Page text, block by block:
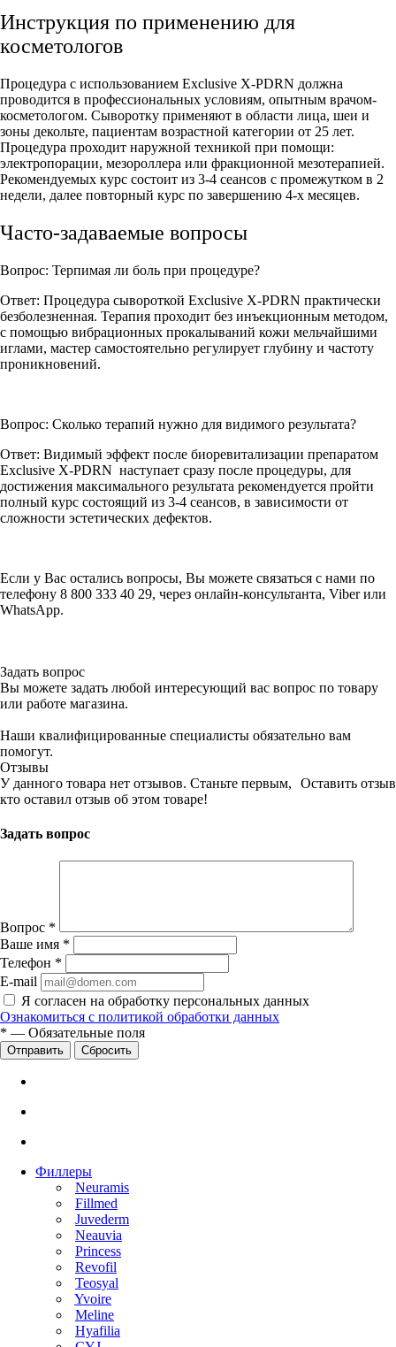
Инструкция по применению для
косметологов
Процедура с использованием Exclusive X-PDRN должна
проводится в профессиональных условиям, опытным врачом-
косметологом. Сыворотку применяют в области лица, шеи и
зоны декольте, пациентам возрастной категории от 25 лет.
Процедура проходит наружной техникой при помощи:
электропорации, мезороллера или фракционной мезотерапией.
Рекомендуемых курс состоит из 3-4 сеансов с промежутком в 2
недели, далее повторный курс по завершению 4-х месяцев.
Часто-задаваемые вопросы
Вопрос: Терпимая ли боль при процедуре?
Ответ: Процедура сывороткой Exclusive X-PDRN практически
безболезненная. Терапия проходит без инъекционным методом,
с помощью вибрационных прокалываний кожи мельчайшими
иглами, мастер самостоятельно регулирует глубину и частоту
проникновений.
Вопрос: Сколько терапий нужно для видимого результата?
Ответ: Видимый эффект после биоревитализации препаратом
Exclusive X-PDRN наступает сразу после процедуры, для
достижения максимального результата рекомендуется пройти
полный курс состоящий из 3-4 сеансов, в зависимости от
сложности эстетических дефектов.
Если у Вас остались вопросы, Вы можете связаться с нами по
телефону 8 800 333 40 29, через онлайн-консультанта, Viber или
WhatsApp.
Задать вопрос
Вы можете задать любой интересующий вас вопрос по товару
или работе магазина.
Наши квалифицированные специалисты обязательно вам
помогут.
Отзывы
Оставить отзыв
У данного товара нет отзывов. Станьте первым,
кто оставил отзыв об этом товаре!
Задать вопрос
Вопрос *
Ваше имя *
Телефон *
E-mail
Я согласен на обработку персональных данных
Ознакомиться с политикой обработки данных
* — Обязательные поля
Сбросить
Филлеры
Neuramis
Fillmed
Juvederm
Neauvia
Princess
Revofil
Teosyal
Yvoire
Meline
Hyafilia